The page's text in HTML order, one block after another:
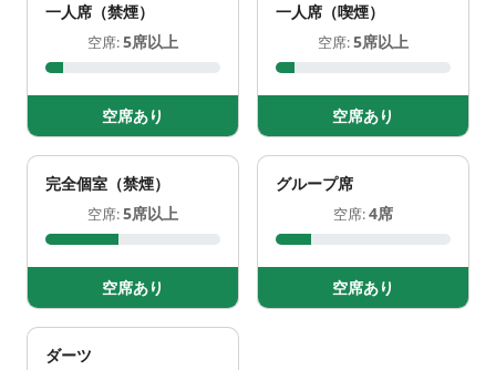
一人席（禁煙）
空席:5席以上
空席あり
一人席（喫煙）
空席:5席以上
空席あり
完全個室（禁煙）
空席:5席以上
空席あり
グループ席
空席:4席
空席あり
ダーツ